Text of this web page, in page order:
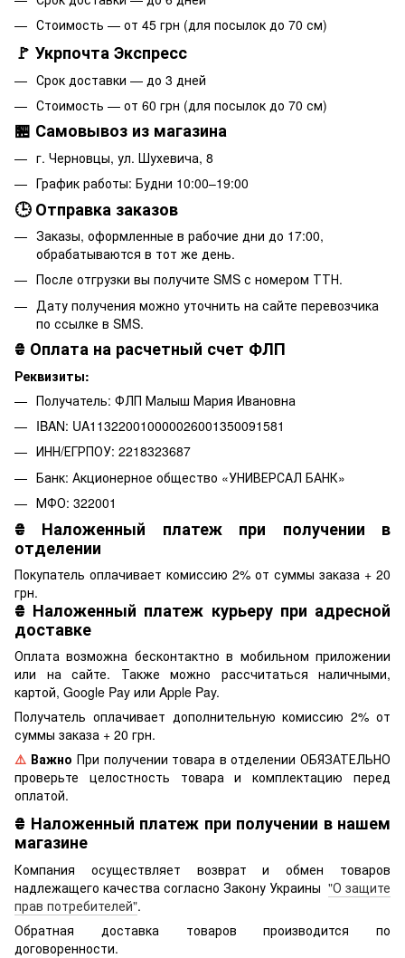
Стоимость — от 45 грн (для посылок до 70 см)
🚩 Укрпочта Экспресс
Срок доставки — до 3 дней
Стоимость — от 60 грн (для посылок до 70 см)
🏪 Самовывоз из магазина
г. Черновцы, ул. Шухевича, 8
График работы: Будни 10:00–19:00
🕒 Отправка заказов
Заказы, оформленные в рабочие дни до 17:00,
обрабатываются в тот же день.
После отгрузки вы получите SMS с номером ТТН.
Дату получения можно уточнить на сайте перевозчика
по ссылке в SMS.
₴ Оплата на расчетный счет ФЛП
Реквизиты:
Получатель: ФЛП Малыш Мария Ивановна
IBAN: UA113220010000026001350091581
ИНН/ЕГРПОУ: 2218323687
Банк: Акционерное общество «УНИВЕРСАЛ БАНК»
МФО: 322001
₴ Наложенный платеж при получении в
отделении
Покупатель оплачивает комиссию 2% от суммы заказа + 20
грн.
₴ Наложенный платеж курьеру при адресной
доставке
Оплата возможна бесконтактно в мобильном приложении
или на сайте. Также можно рассчитаться наличными,
картой, Google Pay или Apple Pay.
Получатель оплачивает дополнительную комиссию 2% от
суммы заказа + 20 грн.
⚠️ Важно При получении товара в отделении ОБЯЗАТЕЛЬНО
проверьте целостность товара и комплектацию перед
оплатой.
₴ Наложенный платеж при получении в нашем
магазине
Компания осуществляет возврат и обмен товаров
надлежащего качества согласно Закону Украины "О защите
прав потребителей".
Обратная доставка товаров производится по
договоренности.